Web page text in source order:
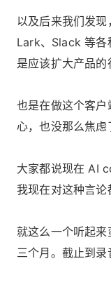
以及后来我们发
Lark、Slack 等各
是应该扩大产品的
也是在做这个客
心，也没那么焦虑
大家都说现在 AI
我现在对这种言论
就这么一个听起
三个月。截止到录